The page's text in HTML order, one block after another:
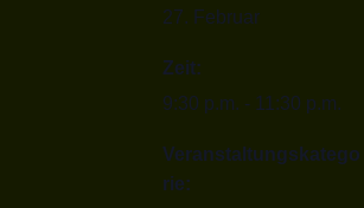
27. Februar
Zeit:
9:30 p.m. - 11:30 p.m.
Veranstaltungskatego
rie: